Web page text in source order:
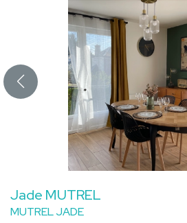
Jade MUTREL
MUTREL JADE